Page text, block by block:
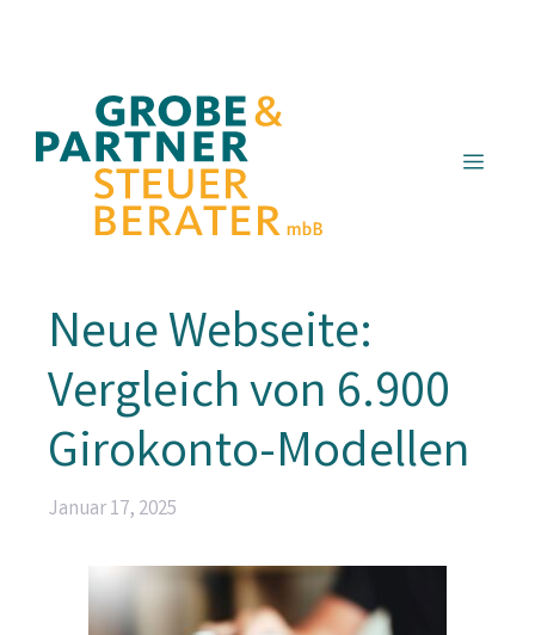
Menü
Neue Webseite:
Vergleich von 6.900
Girokonto-Modellen
Januar 17, 2025